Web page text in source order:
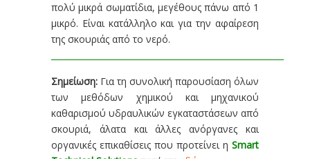
πολύ μικρά σωματίδια, μεγέθους πάνω από 1
μικρό. Είναι κατάλληλο και για την αφαίρεση
της σκουριάς από το νερό.
Σημείωση: Για τη συνολική παρουσίαση όλων
των μεθόδων χημικού και μηχανικού
καθαρισμού υδραυλικών εγκαταστάσεων από
σκουριά, άλατα και άλλες ανόργανες και
οργανικές επικαθίσεις που προτείνει η Smart